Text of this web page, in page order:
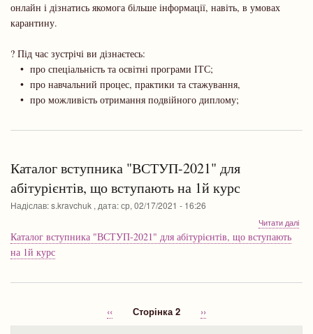
онлайн і дізнатись якомога більше інформації, навіть, в умовах
карантину.
? Під час зустрічі ви дізнаєтесь:
• про спеціальність та освітні програми ІТС;
• про навчальний процес, практики та стажування,
• про можливість отримання подвійного диплому;
Каталог вступника "ВСТУП-2021" для
абітурієнтів, що вступають на 1й курс
Надіслав:s.kravchuk , дата:ср, 02/17/2021 - 16:26
Читати даліпро
1й
Каталог вступника "ВСТУП-2021" для абітурієнтів, що вступають
на 1й курс
Попередня
сторінка
‹‹ Сторінка 2
Наступна
сторінка
››